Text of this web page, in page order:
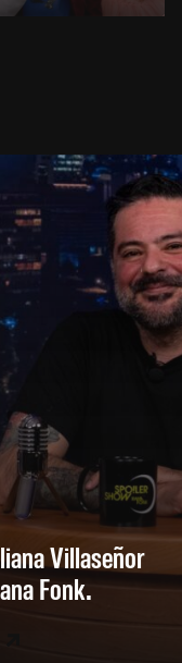
Villaseñor
Fonk.